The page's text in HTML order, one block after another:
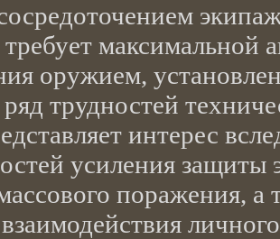
максимальной
оружием,
ряд трудностей
интерес
усиления защиты
поражения,